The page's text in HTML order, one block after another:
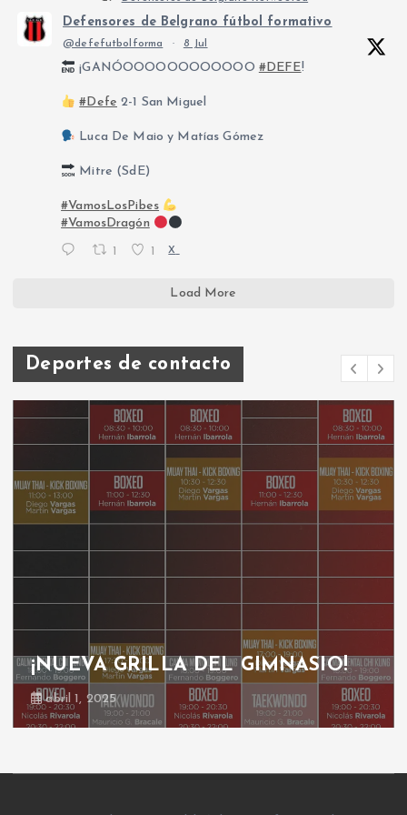
a
d
a
s
Defensores de Belgrano fútbol formativo
@defefutbolforma · 8 Jul
¡GANÓOOOOOOOOOOOO #DEFE!
#Defe 2-1 San Miguel
Luca De Maio y Matías Gómez
Mitre (SdE)
#VamosLosPibes
#VamosDragón
1 1 X
Load More
Deportes de contacto
GRILLA GIMNASIO
octubre 30, 2024